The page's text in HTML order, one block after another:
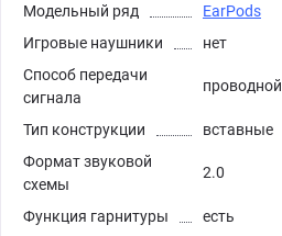
Модельный ряд
EarPods
Игровые наушники
нет
Способ передачи
сигнала
проводной
Тип конструкции
вставные
Формат звуковой
схемы
2.0
Функция гарнитуры есть